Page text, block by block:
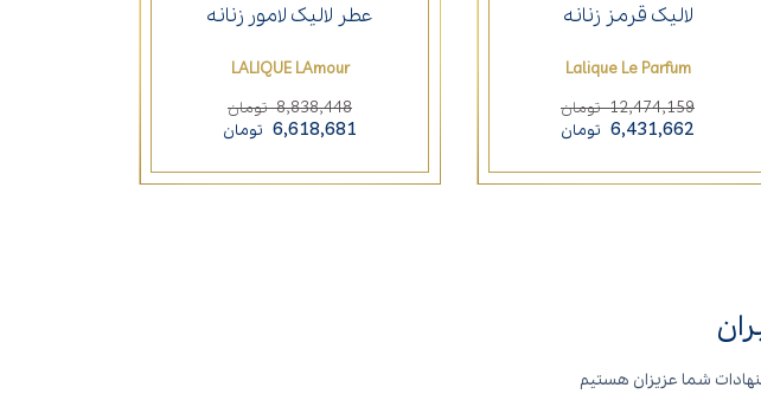
لالیک قرمز زنانه
Lalique Le Parfum
12,474,159 تومان
6,431,662 تومان
عطر لالیک لامور زنانه
LALIQUE LAmour
8,838,448 تومان
6,618,681 تومان
شما عزیزان هستیم